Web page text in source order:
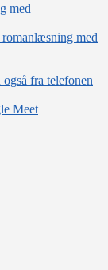
med
med
fra telefonen
Meet